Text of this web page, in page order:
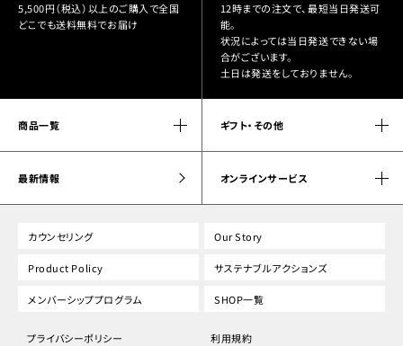
5,500円（税込）以上のご購入で全国
どこでも送料無料でお届け
12時までの注文で、最短当日発送可
能。
状況によっては当日発送できない場
合がございます。
土日は発送をしておりません。
商品一覧 ギフト・その他
最新情報 オンラインサービス
カウンセリング Our Story
Product Policy サステナブルアクションズ
メンバーシッププログラム SHOP一覧
プライバシーポリシー 利用規約